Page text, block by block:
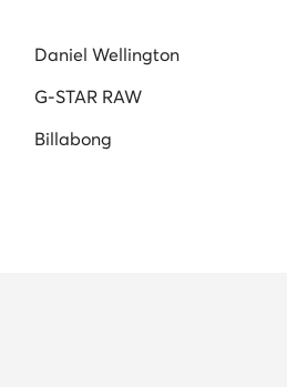
Daniel Wellington
G-STAR RAW
Billabong